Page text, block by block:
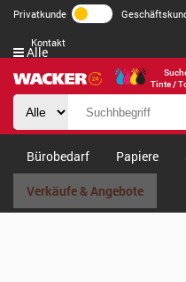
Privatkunde
Kontakt
Tinte /
Alle
Bürobedarf Papiere
Verkäufe & Angebote